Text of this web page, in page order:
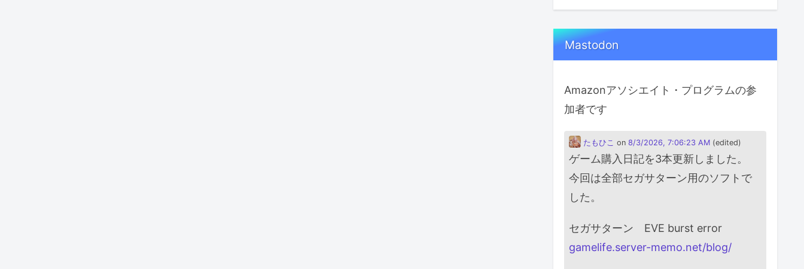
Mastodon
Amazonアソシエイト・プログラムの参
加者です
たもひこ on 8/3/2026, 7:06:23 AM (edited)
ゲーム購入日記を3本更新しました。
今回は全部セガサターン用のソフトで
した。
セガサターン EVE burst error
gamelife.server-memo.net/blog/